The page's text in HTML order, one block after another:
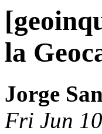
la
Jorge
Fri Jun